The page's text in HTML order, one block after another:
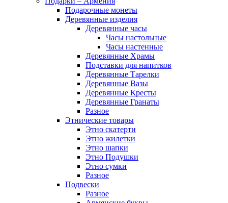
Подарочные монеты
Деревянные изделия
Деревянные часы
Часы настольные
Часы настенные
Деревянные Храмы
Подставки для напитков
Деревянные Тарелки
Деревянные Вазы
Деревянные Кресты
Деревянные Гранаты
Разное
Этнические товары
Этно скатерти
Этно жилетки
Этно шапки
Этно Подушки
Этно сумки
Разное
Подвески
Разное